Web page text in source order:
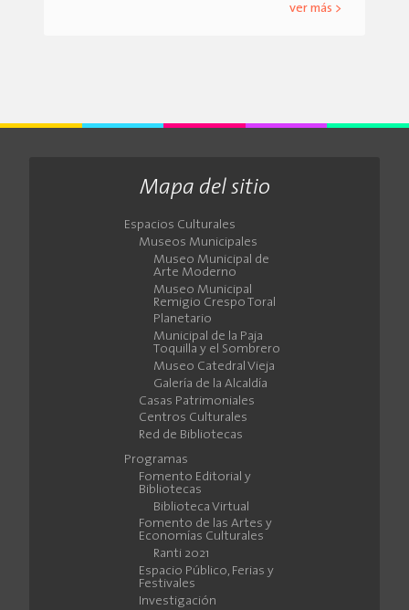
ver más >
Mapa del sitio
Espacios Culturales
Museos Municipales
Museo Municipal de
Arte Moderno
Museo Municipal
Remigio Crespo Toral
Planetario
Municipal de la Paja
Toquilla y el Sombrero
Museo Catedral Vieja
Galería de la Alcaldía
Casas Patrimoniales
Centros Culturales
Red de Bibliotecas
Programas
Fomento Editorial y
Bibliotecas
Biblioteca Virtual
Fomento de las Artes y
Economías Culturales
Ranti 2021
Espacio Público, Ferias y
Festivales
Investigación